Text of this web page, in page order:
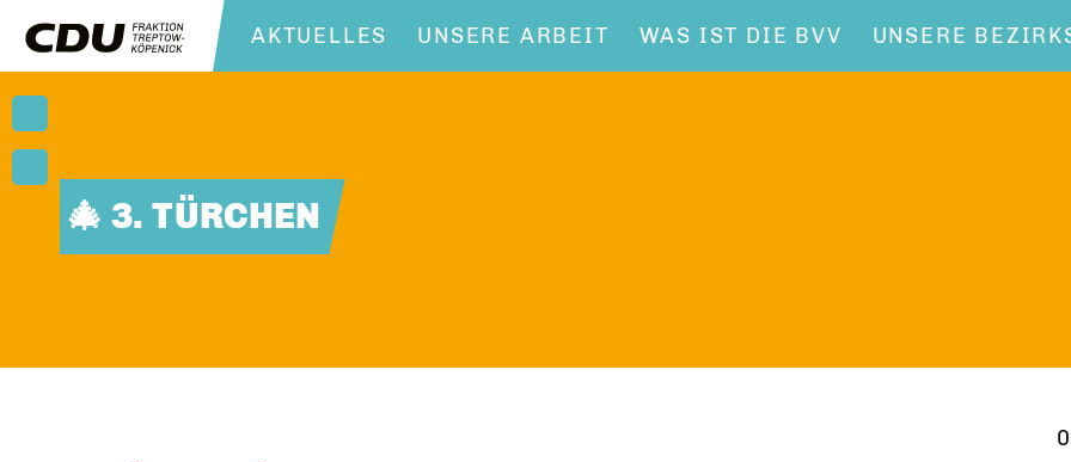
AKTUELLES UNSERE ARBEIT WAS IST DIE BVV UNSERE
🎄 3. TÜRCHEN